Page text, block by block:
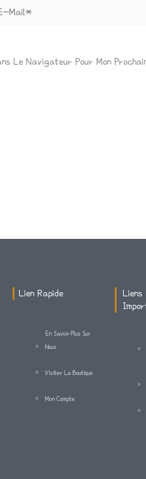
Le Navigateur Pour Mon
Lien Rapide
En Savoir Plus Sur
Nous
Visiter La Boutique
Mon Compte
Liens